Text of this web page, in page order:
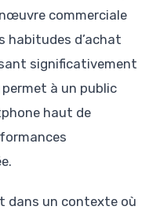
commerciale
habitudes d’achat
significativement
à un public
haut de
dans un contexte où